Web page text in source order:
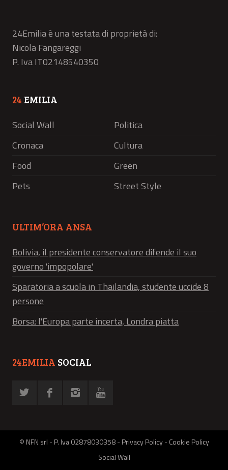
24Emilia è una testata di proprietà di:
Nicola Fangareggi
P. Iva IT02148540350
24 EMILIA
Social Wall
Politica
Cronaca
Cultura
Food
Green
Pets
Street Style
ULTIM’ORA ANSA
Bolivia, il presidente conservatore difende il suo
governo 'impopolare'
Sparatoria a scuola in Thailandia, studente uccide 8
persone
Borsa: l'Europa parte incerta, Londra piatta
24EMILIA SOCIAL
© NFN srl - P. Iva 02878030358 -Privacy Policy-Cookie Policy
Social Wall